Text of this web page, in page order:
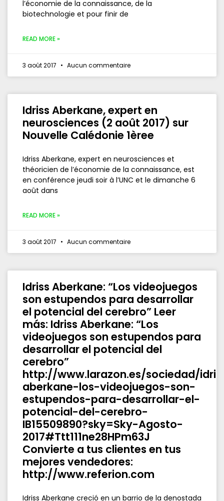
l’économie de la connaissance, de la
biotechnologie et pour finir de
READ MORE »
3 août 2017 Aucun commentaire
Idriss Aberkane, expert en
neurosciences (2 août 2017) sur
Nouvelle Calédonie 1èree
Idriss Aberkane, expert en neurosciences et
théoricien de l’économie de la connaissance, est
en conférence jeudi soir à l’UNC et le dimanche 6
août dans
READ MORE »
3 août 2017 Aucun commentaire
Idriss Aberkane: “Los videojuegos
son estupendos para desarrollar
el potencial del cerebro” Leer
más: Idriss Aberkane: “Los
videojuegos son estupendos para
desarrollar el potencial del
cerebro”
http://www.larazon.es/sociedad/
aberkane-los-videojuegos-son-
estupendos-para-desarrollar-el-
potencial-del-cerebro-
IB15509890?sky=Sky-Agosto-
2017#Ttt111ne28HPm63J
Convierte a tus clientes en tus
mejores vendedores:
http://www.referion.com
Idriss Aberkane creció en un barrio de la denostada